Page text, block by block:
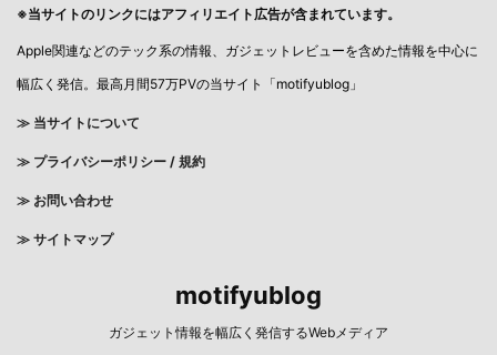
※当サイトのリンクにはアフィリエイト広告が含まれています。
Apple関連などのテック系の情報、ガジェットレビューを含めた情報を中心に
幅広く発信。最高月間57万PVの当サイト「motifyublog」
≫ 当サイトについて
≫ プライバシーポリシー / 規約
≫ お問い合わせ
≫ サイトマップ
motifyublog
ガジェット情報を幅広く発信するWebメディア